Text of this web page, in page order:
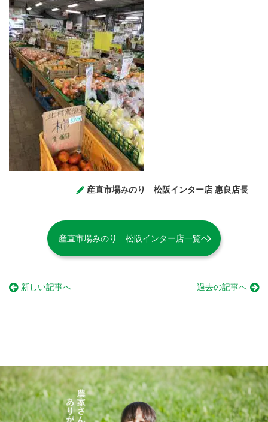
産直市場みのり 松阪インター店 惠良店長
産直市場みのり 松阪インター店一覧へ
新しい記事へ 過去の記事へ